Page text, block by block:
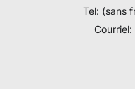
Tel: (sans
Courriel: